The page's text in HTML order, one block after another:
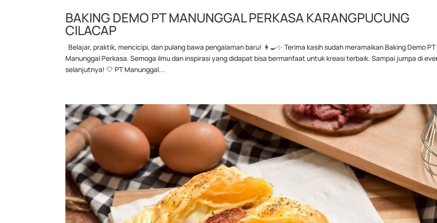
BAKING DEMO PT MANUNGGAL PERKASA KARANGPUCUNG
CILACAP
Belajar, praktik, mencicipi, dan pulang bawa pengalaman baru! 👩‍🍳✨ Terima kasih sudah meramaikan Baking Demo PT
Manunggal Perkasa. Semoga ilmu dan inspirasi yang didapat bisa bermanfaat untuk kreasi terbaik. Sampai jumpa di
selanjutnya! 🤍 PT Manunggal...